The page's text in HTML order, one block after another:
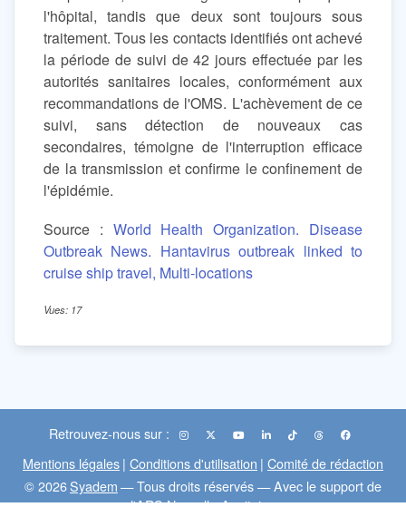
l'hôpital, tandis que deux sont toujours sous
traitement. Tous les contacts identifiés ont achevé
la période de suivi de 42 jours effectuée par les
autorités sanitaires locales, conformément aux
recommandations de l'OMS. L'achèvement de ce
suivi, sans détection de nouveaux cas
secondaires, témoigne de l'interruption efficace
de la transmission et confirme le confinement de
l'épidémie.
Source : World Health Organization. Disease
Outbreak News. Hantavirus outbreak linked to
cruise ship travel, Multi-locations
Vues: 17
Retrouvez-nous sur :
Mentions légales| Conditions d'utilisation | Comité de rédaction
© 2026Syadem— Tous droits réservés — Avec le support de